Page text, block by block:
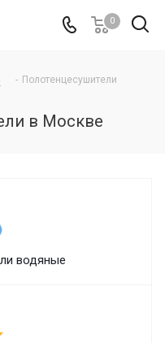
0
- Полотенцесушители
в Москве
водяные